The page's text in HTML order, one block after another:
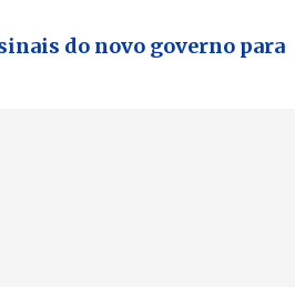
do novo governo para